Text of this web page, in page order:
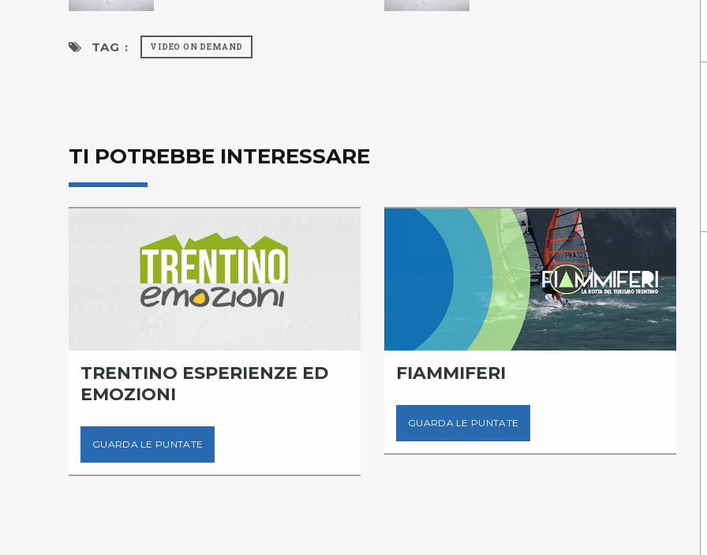
TAG : VIDEO ON DEMAND
TI POTREBBE INTERESSARE
TRENTINO ESPERIENZE ED
EMOZIONI
GUARDA LE PUNTATE
FIAMMIFERI
GUARDA LE PUNTATE